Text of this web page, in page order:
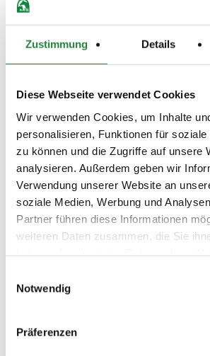
Zustimmung Details
Diese Webseite verwendet Cookies
Wir verwenden Cookies, um Inhalte
personalisieren, Funktionen für soziale
zu können und die Zugriffe auf unsere
analysieren. Außerdem geben wir
Verwendung unserer Website an
soziale Medien, Werbung und
Partner führen diese Informationen
weiteren Daten zusammen, die Sie
Notwendig
Präferenzen
- Gesamtwertung durch
Punkte, Platz 2: 98 Punkte, Platz 3:
gleichem Gesamtergebnis zählt die
aus WB Nr. 5)
Hufschmied: Ein Hufschmied ist
Beschaffenheit der Plätze:
Reithalle 25x50m. - Stremmer Sand
Abreiten - Allwetterplatz - Sand -
Zu den Ergebnissen auf www.fn-